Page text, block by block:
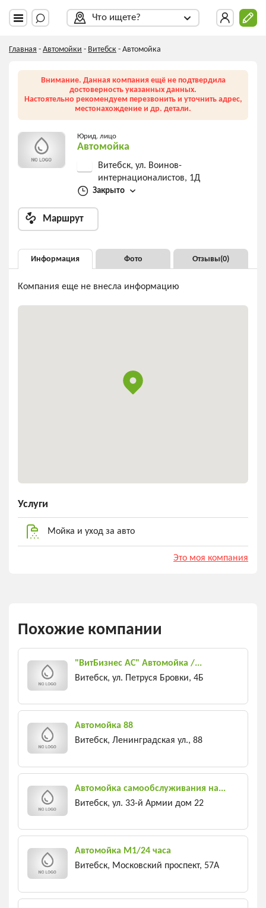
Что ищете?
Главная - Автомойки - Витебск - Автомойка
Внимание. Данная компания ещё не подтвердила
достоверность указанных данных.
Настоятельно рекомендуем перезвонить и уточнить адрес,
местонахождение и др. детали.
Юрид. лицо
Автомойка
Витебск, ул. Воинов-
интернационалистов, 1Д
Закрыто
Маршрут
Информация Фото Отзывы(0)
Компания еще не внесла информацию
Услуги
Мойка и уход за авто
Это моя компания
Похожие компании
"ВитБизнес АС" Автомойка /...
Витебск, ул. Петруся Бровки, 4Б
Автомойка 88
Витебск, Ленинградская ул., 88
Автомойка самообслуживания на...
Витебск, ул. 33-й Армии дом 22
Автомойка М1/24 часа
Витебск, Московский проспект, 57A